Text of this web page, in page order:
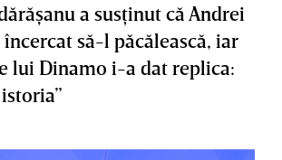
a susţinut că Andrei
să-l păcălească, iar
lui Dinamo i-a dat replica: